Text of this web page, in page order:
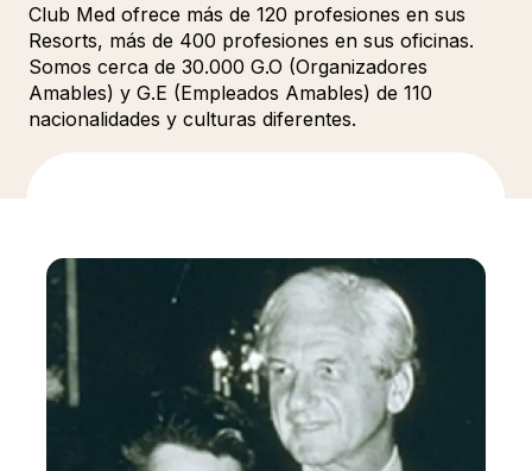
Club Med ofrece más de 120 profesiones en sus
Resorts, más de 400 profesiones en sus oficinas.
Somos cerca de 30.000 G.O (Organizadores
Amables) y G.E (Empleados Amables) de 110
nacionalidades y culturas diferentes.